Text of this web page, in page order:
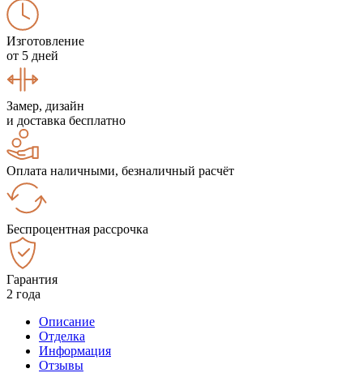
Изготовление
от 5 дней
Замер, дизайн
и доставка бесплатно
Оплата наличными, безналичный расчёт
Беспроцентная рассрочка
Гарантия
2 года
Описание
Отделка
Информация
Отзывы